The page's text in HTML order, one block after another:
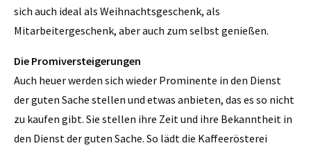
sich auch ideal als Weihnachtsgeschenk, als
Mitarbeitergeschenk, aber auch zum selbst genießen.
Die Promiversteigerungen
Auch heuer werden sich wieder Prominente in den Dienst
der guten Sache stellen und etwas anbieten, das es so nicht
zu kaufen gibt. Sie stellen ihre Zeit und ihre Bekanntheit in
den Dienst der guten Sache. So lädt die Kaffeerösterei